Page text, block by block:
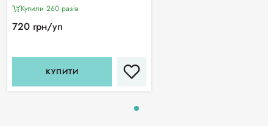
Купили 260 разiв
720 грн/уп
КУПИТИ